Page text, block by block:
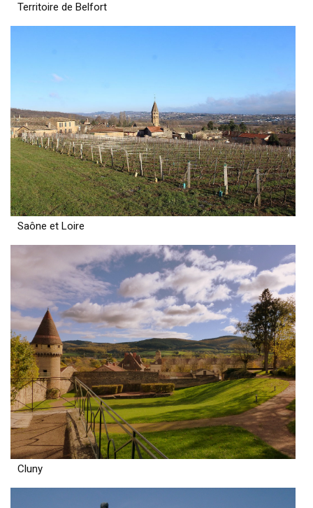
Territoire de Belfort
Saône et Loire
Cluny